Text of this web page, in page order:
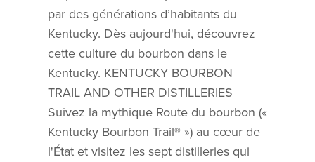
par des générations d’habitants du
Kentucky. Dès aujourd'hui, découvrez
cette culture du bourbon dans le
Kentucky. KENTUCKY BOURBON
TRAIL AND OTHER DISTILLERIES
Suivez la mythique Route du bourbon («
Kentucky Bourbon Trail® ») au cœur de
l'État et visitez les sept distilleries qui